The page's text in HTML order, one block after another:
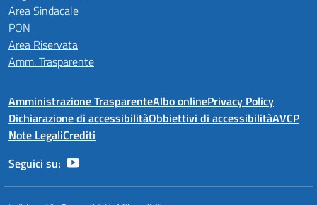
Area Sindacale
PON
Area Riservata
Amm. Trasparente
Amministrazione TrasparenteAlbo onlinePrivacy Policy
Dichiarazione di accessibilitàObbiettivi di accessibilitàAVCP
Note LegaliCrediti
Seguici su: